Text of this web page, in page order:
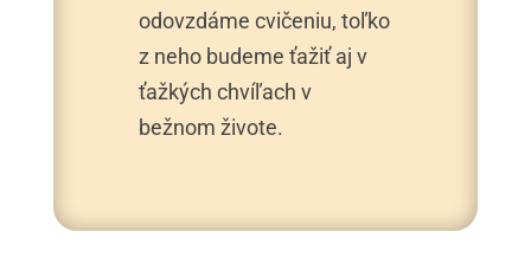
odovzdáme cvičeniu, toľko
z neho budeme ťažiť aj v
ťažkých chvíľach v
bežnom živote.